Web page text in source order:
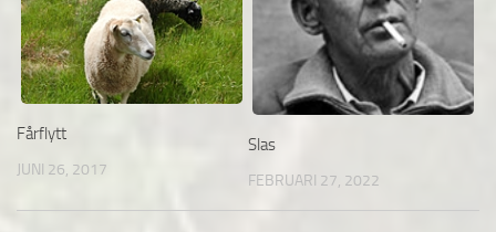
Fårflytt
JUNI 26, 2017
Slas
FEBRUARI 27, 2022